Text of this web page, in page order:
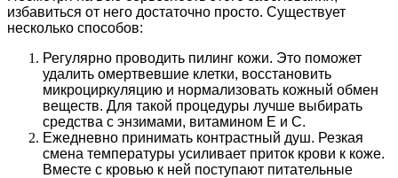
избавиться от него достаточно просто. Существует
несколько способов:
Регулярно проводить пилинг кожи. Это поможет
удалить омертвевшие клетки, восстановить
микроциркуляцию и нормализовать кожный обмен
веществ. Для такой процедуры лучше выбирать
средства с энзимами, витамином Е и С.
Ежедневно принимать контрастный душ. Резкая
смена температуры усиливает приток крови к коже.
Вместе с кровью к ней поступают питательные